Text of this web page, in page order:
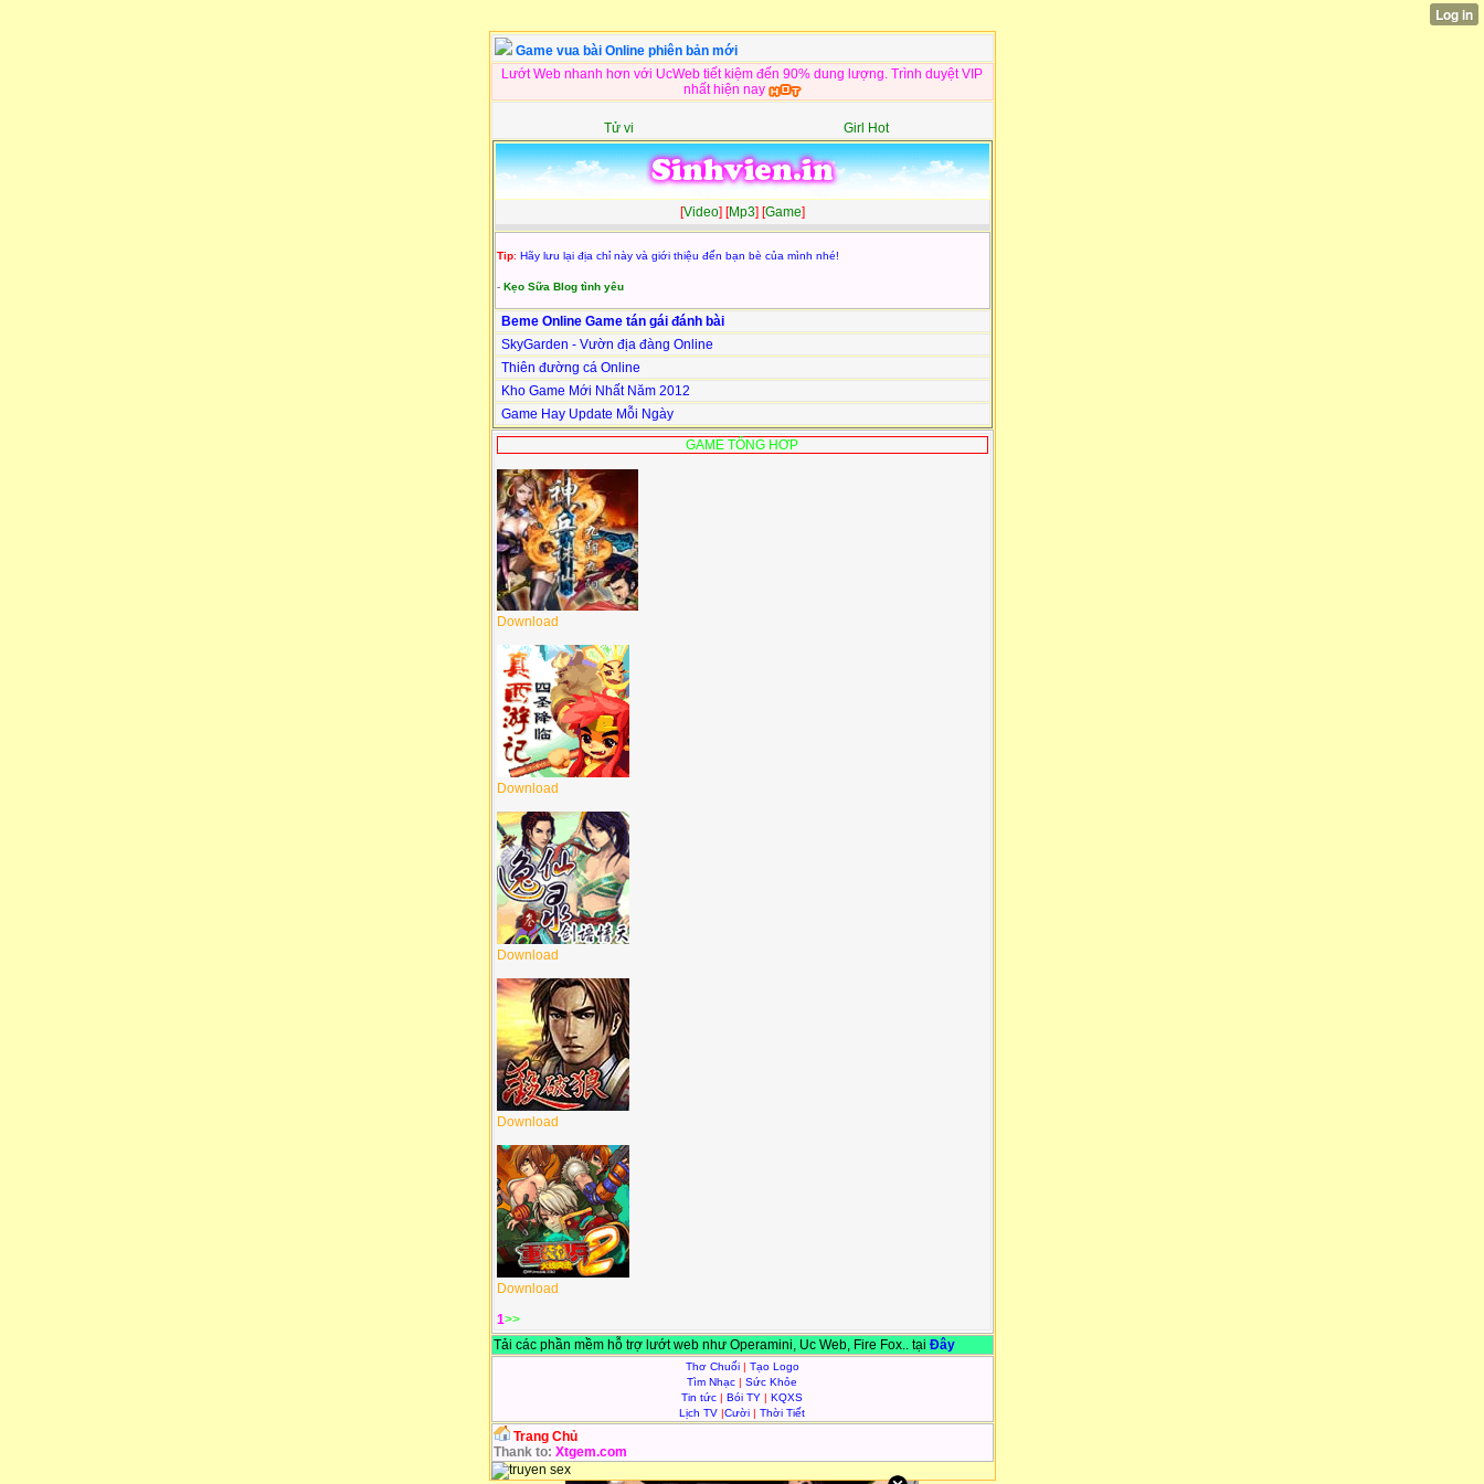
Game vua bài Online phiên bản mới
Lướt Web nhanh hơn với UcWeb tiết kiệm đến 90% dung lượng. Trình duyệt VIP
nhất hiện nay
Tử vi Girl Hot
[Video] [Mp3] [Game]
Tip: Hãy lưu lại địa chỉ này và giới thiệu đến bạn bè của mình nhé!
- Kẹo Sữa Blog tình yêu
Beme Online Game tán gái đánh bài
SkyGarden - Vườn địa đàng Online
Thiên đường cá Online
Kho Game Mới Nhất Năm 2012
Game Hay Update Mỗi Ngày
GAME TỔNG HƠP
Download
Download
Download
Download
Download
1>>
Tải các phần mềm hỗ trợ lướt web như Operamini, Uc Web, Fire Fox.. tại Đây
Thơ Chuối| Tạo Logo
Tìm Nhạc | Sức Khỏe
Tin tức | Bói TY | KQXS
Lịch TV |Cười | Thời Tiết
Trang Chủ
Thank to: Xtgem.com